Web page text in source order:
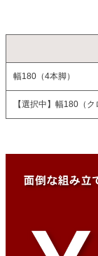
幅180（4本脚）
【選択中】 幅180（ク